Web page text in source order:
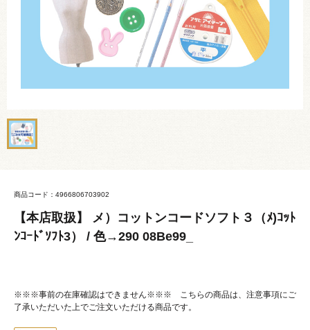
商品コード：4966806703902
【本店取扱】 メ）コットンコードソフト３（ﾒ)ｺｯﾄ
ﾝｺｰﾄﾞｿﾌﾄ3） / 色→290 08Be99_
※※※事前の在庫確認はできません※※※ こちらの商品は、注意事項にご
了承いただいた上でご注文いただける商品です。